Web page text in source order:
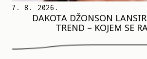
7. 8. 2026.
DAKOTA DŽONSON
TREND – KOJEM SE